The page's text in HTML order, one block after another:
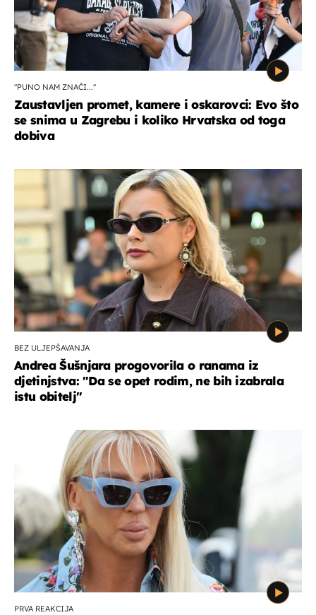
"PUNO NAM ZNAČI..."
Zaustavljen promet, kamere i oskarovci: Evo što
se snima u Zagrebu i koliko Hrvatska od toga
dobiva
BEZ ULJEPŠAVANJA
Andrea Šušnjara progovorila o ranama iz
djetinjstva: "Da se opet rodim, ne bih izabrala
istu obitelj"
PRVA REAKCIJA